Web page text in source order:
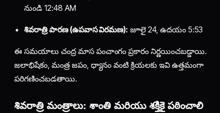
నుండి 12:48 AM
శివరాత్రి పారణ (ఉపవాస విరమణ): జూలై 24, ఉదయం 5:53
ఈ సమయాలు చంద్ర మాస పంచాంగం ప్రకారం నిర్ణయించబడ్డాయి.
జలాభిషేకం, మంత్ర జపం, ధ్యానం వంటి క్రియలకు ఇవి ఉత్తమంగా
పరిగణించబడతాయి.
శివరాత్రి మంత్రాలు: శాంతి మరియు శక్తికై పఠించాలి